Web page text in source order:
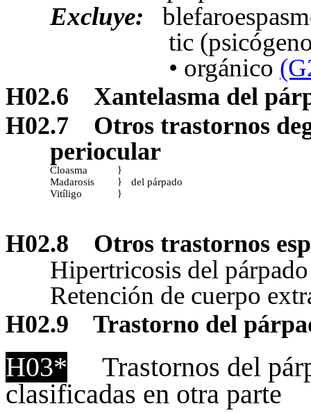
Excluye:
tic
• orgánico
H02.6
Xantelasma del
H02.7
Otros trastornos
periocular
Cloasma }
Madarosis }
del párpado
Vitíligo
}
H02.8 Otros trastornos
Hipertricosis del párpado
Retención de cuerpo
H02.9 Trastorno del
H03*
Trastornos del
clasificadas en otra parte